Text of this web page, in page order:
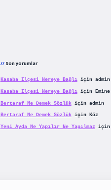
Son yorumlar
Kasaba Ilçesi Nereye Bağlıiçin admin
Kasaba Ilçesi Nereye Bağlıiçin Emine
Bertaraf Ne Demek Sözlükiçin admin
Bertaraf Ne Demek Sözlükiçin Köz
Yeni Ayda Ne Yapılır Ne Yapılmaziçin